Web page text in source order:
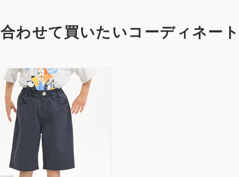
合わせて買いたいコーディネート